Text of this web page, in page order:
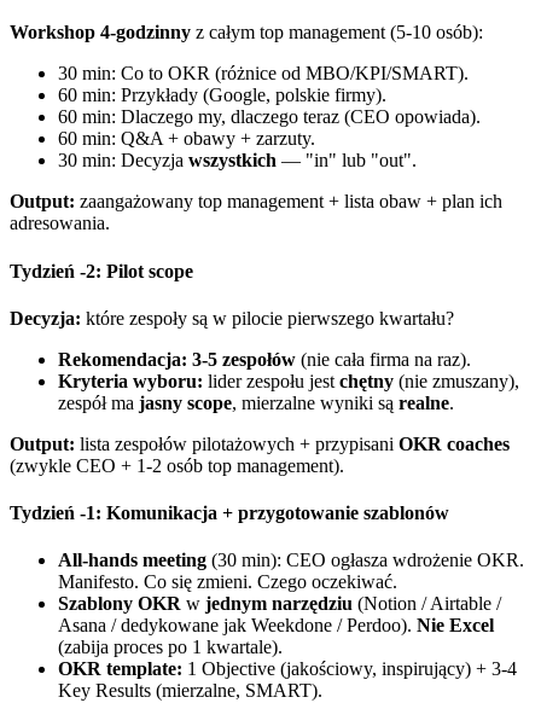
Workshop 4-godzinny z całym top management (5-10 osób):
30 min: Co to OKR (różnice od MBO/KPI/SMART).
60 min: Przykłady (Google, polskie firmy).
60 min: Dlaczego my, dlaczego teraz (CEO opowiada).
60 min: Q&A + obawy + zarzuty.
30 min: Decyzja wszystkich — "in" lub "out".
Output: zaangażowany top management + lista obaw + plan ich
adresowania.
Tydzień -2: Pilot scope
Decyzja: które zespoły są w pilocie pierwszego kwartału?
Rekomendacja: 3-5 zespołów (nie cała firma na raz).
Kryteria wyboru: lider zespołu jest chętny (nie zmuszany),
zespół ma jasny scope, mierzalne wyniki są realne.
Output: lista zespołów pilotażowych + przypisani OKR coaches
(zwykle CEO + 1-2 osób top management).
Tydzień -1: Komunikacja + przygotowanie szablonów
All-hands meeting (30 min): CEO ogłasza wdrożenie OKR.
Manifesto. Co się zmieni. Czego oczekiwać.
Szablony OKR w jednym narzędziu (Notion / Airtable /
Asana / dedykowane jak Weekdone / Perdoo). Nie Excel
(zabija proces po 1 kwartale).
OKR template: 1 Objective (jakościowy, inspirujący) + 3-4
Key Results (mierzalne, SMART).